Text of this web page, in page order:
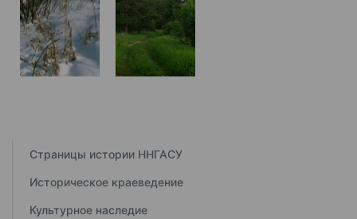
Страницы истории ННГАСУ
Историческое краеведение
Культурное наследие